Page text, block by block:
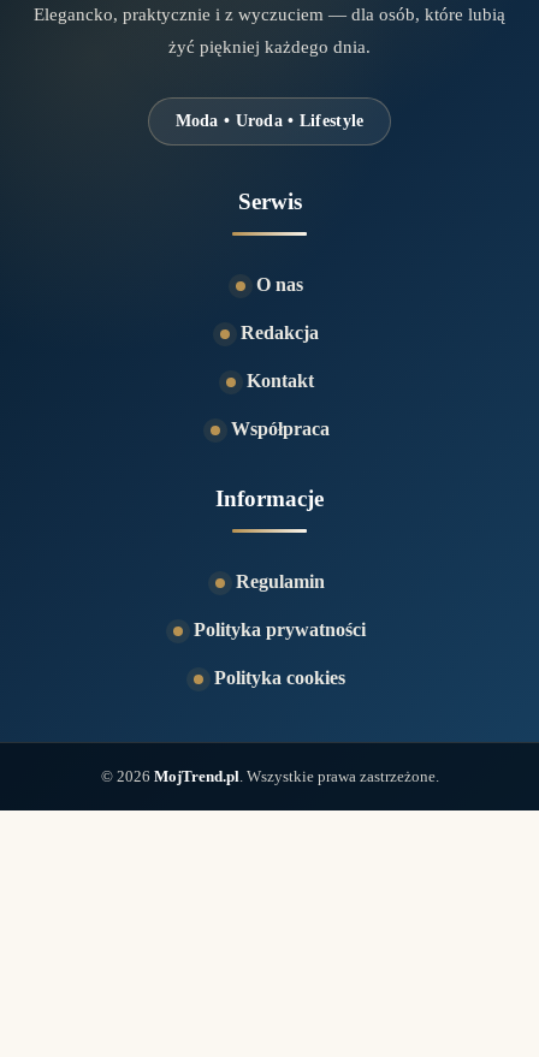
Elegancko, praktycznie i z wyczuciem — dla osób, które lubią
żyć piękniej każdego dnia.
Moda • Uroda • Lifestyle
Serwis
O nas
Redakcja
Kontakt
Współpraca
Informacje
Regulamin
Polityka prywatności
Polityka cookies
© 2026 MojTrend.pl . Wszystkie prawa zastrzeżone.